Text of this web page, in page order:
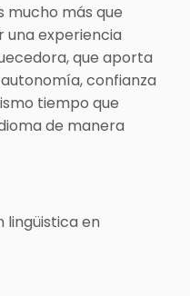
mucho más que
una experiencia
que aporta
confianza
tiempo que
de manera
lingüistica en